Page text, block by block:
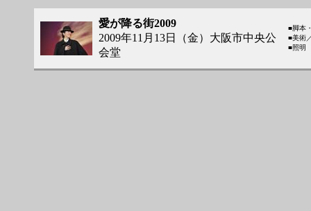
愛が降る街2009
2009年11月13日（金）大阪市中央公
会堂
■脚本
■美術
■照明